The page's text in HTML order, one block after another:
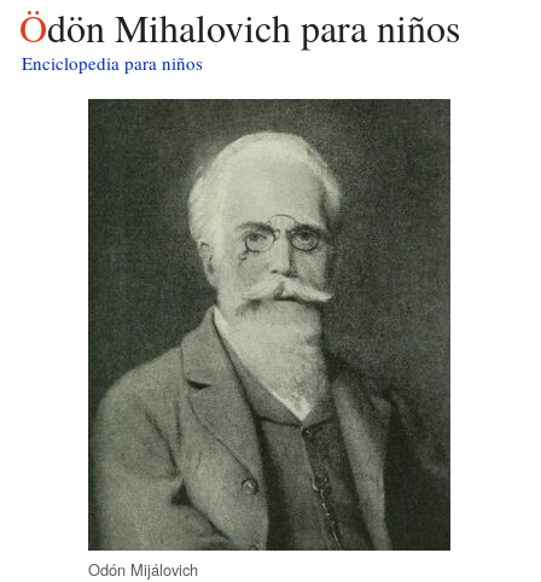
Ödön Mihalovich para niños
Enciclopedia para niños
Odón Mijálovich